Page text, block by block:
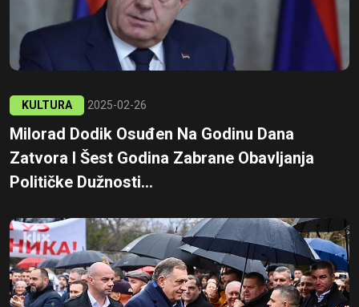
KULTURA 2025-02-26
Milorad Dodik Osuđen Na Godinu Dana
Zatvora I Šest Godina Zabrane Obavljanja
Političke Dužnosti...